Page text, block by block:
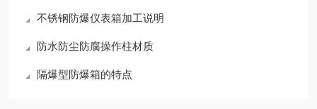
不锈钢防爆仪表箱加工说明
防水防尘防腐操作柱材质
隔爆型防爆箱的特点